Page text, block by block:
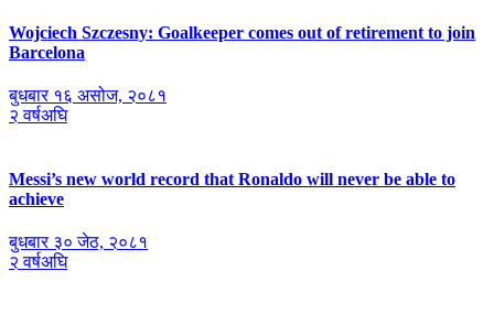
Wojciech Szczesny: Goalkeeper comes out of retirement to join
Barcelona
बुधबार १६ असोज, २०८१
२ वर्षअघि
Messi’s new world record that Ronaldo will never be able to
achieve
बुधबार ३० जेठ, २०८१
२ वर्षअघि